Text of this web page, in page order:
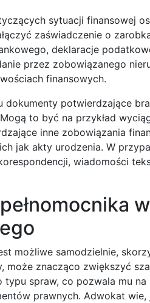
sytuacji finansowej
zaświadczenie o
deklaracje
przez zobowiązanego
finansowych.
potwierdzające
to być na przykład
inne zobowiązania
jak akty urodzenia. W
wiadomości
możliwe samodzielnie,
znacząco zwiększyć
spraw, co pozwala mu
prawnych. Adwokat